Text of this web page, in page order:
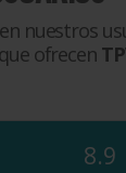
nuestros
ofrecen
8.9